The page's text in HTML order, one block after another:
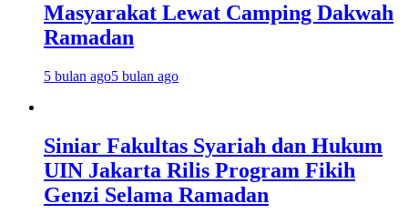
Masyarakat Lewat Camping Dakwah
Ramadan
5 bulan ago5 bulan ago
Siniar Fakultas Syariah dan Hukum
UIN Jakarta Rilis Program Fikih
Genzi Selama Ramadan